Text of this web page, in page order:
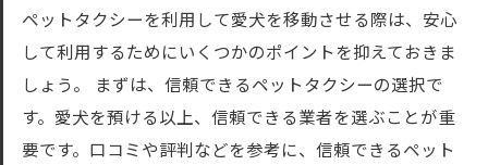
ペットタクシーを利用して愛犬を移動させる際は、安心
して利用するためにいくつかのポイントを抑えておきま
しょう。 まずは、信頼できるペットタクシーの選択で
す。愛犬を預ける以上、信頼できる業者を選ぶことが重
要です。口コミや評判などを参考に、信頼できるペット